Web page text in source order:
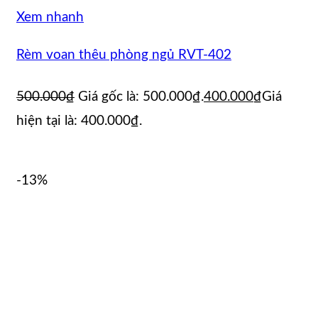
Xem nhanh
Rèm voan thêu phòng ngủ RVT-402
500.000₫ Giá gốc là: 500.000₫.400.000₫Giá
hiện tại là: 400.000₫.
-13%